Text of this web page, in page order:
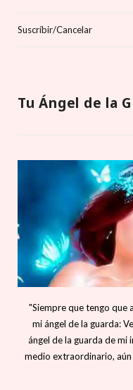
Suscríbir/Cancelar
Tu Ángel de la
"Siempre que tengo que
mi ángel de la guarda:
ángel de la guarda de mi
medio extraordinario,